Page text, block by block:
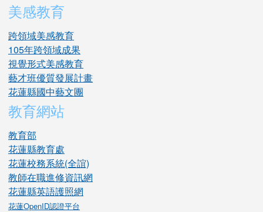
美感教育
跨領域美感教育
105年跨領域成果
視覺形式美感教育
藝才班優質發展計畫
花蓮縣國中藝文團
教育網站
教育部
花蓮縣教育處
花蓮校務系統(全誼)
教師在職進修資訊網
花蓮縣英語護照網
花蓮OpenID認證平台